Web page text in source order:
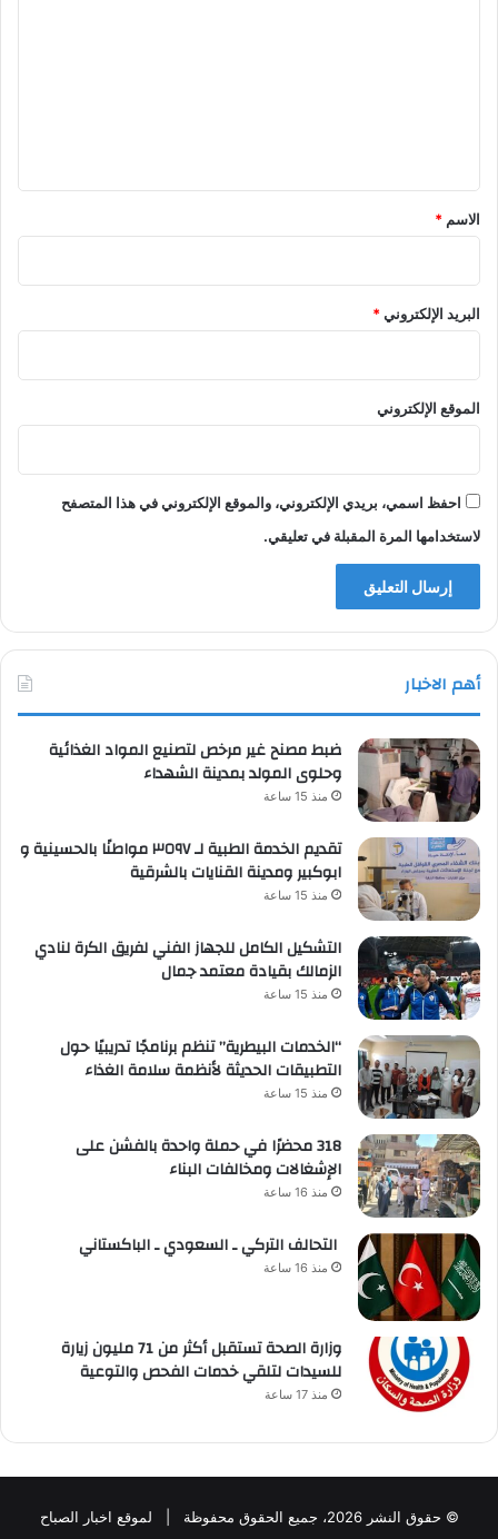
*
الاسم *
البريد الإلكتروني*
الموقع الإلكتروني
احفظ اسمي، بريدي الإلكتروني، والموقع الإلكتروني في هذا المتصفح
لاستخدامها المرة المقبلة في تعليقي.
أهم الاخبار
ضبط مصنح غير مرخص لتصنيع المواد الغذائية
وحلوى المولد بمدينة الشهداء
منذ 15 ساعة
تقديم الخدمة الطبية لـ ٣٥٩٧ مواطنًا بالحسينية و
ابوكبير ومدينة القنايات بالشرقية
منذ 15 ساعة
التشكيل الكامل للجهاز الفني لفريق الكرة لنادي
الزمالك بقيادة معتمد جمال
منذ 15 ساعة
“الخدمات البيطرية” تنظم برنامجًا تدريبيًا حول
التطبيقات الحديثة لأنظمة سلامة الغذاء
منذ 15 ساعة
318 محضرًا في حملة واحدة بالفشن على
الإشغالات ومخالفات البناء
منذ 16 ساعة
التحالف التركي ـ السعودي ـ الباكستاني
منذ 16 ساعة
وزارة الصحة تستقبل أكثر من 71 مليون زيارة
للسيدات لتلقي خدمات الفحص والتوعية
منذ 17 ساعة
© حقوق النشر 2026، جميع الحقوق محفوظة | لموقع اخبار الصباح